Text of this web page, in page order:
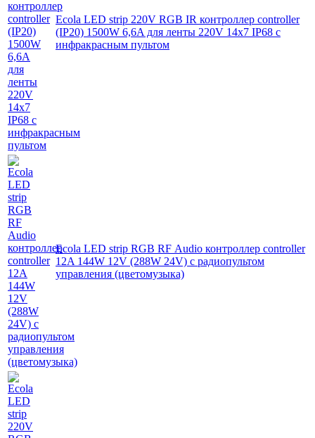
Ecola LED strip 220V RGB IR контроллер controller
(IP20) 1500W 6,6A для ленты 220V 14x7 IP68 с
инфракрасным пультом
Ecola LED strip RGB RF Аudio контроллер controller
12A 144W 12V (288W 24V) с радиопультом
управления (цветомузыка)